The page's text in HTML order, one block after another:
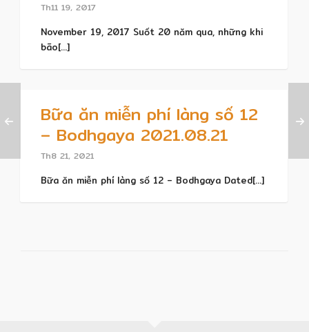
Th11 19, 2017
November 19, 2017 Suốt 20 năm qua, những khi
bão[...]
Bữa ăn miễn phí làng số 12
– Bodhgaya 2021.08.21
Th8 21, 2021
Bữa ăn miễn phí làng số 12 – Bodhgaya Dated[...]